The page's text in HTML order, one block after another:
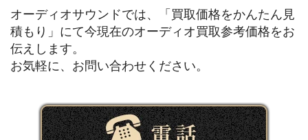
オーディオサウンドでは、「買取価格をかんたん見
積もり」にて今現在のオーディオ買取参考価格をお
伝えします。
お気軽に、お問い合わせください。